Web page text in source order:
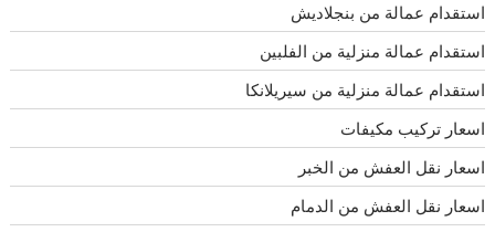
استقدام عمالة من بنجلاديش
استقدام عمالة منزلية من الفلبين
استقدام عمالة منزلية من سيريلانكا
اسعار تركيب مكيفات
اسعار نقل العفش من الخبر
اسعار نقل العفش من الدمام